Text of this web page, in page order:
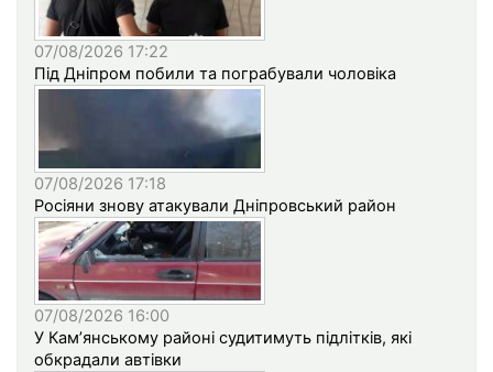
07/08/2026 17:22
Під Дніпром побили та пограбували чоловіка
07/08/2026 17:18
Росіяни знову атакували Дніпровський район
07/08/2026 16:00
У Кам’янському районі судитимуть підлітків, які
обкрадали автівки